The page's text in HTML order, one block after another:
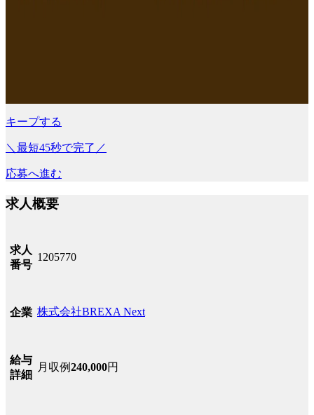
キープする
＼最短45秒で完了／
応募へ進む
求人概要
求人
番号
1205770
企業 株式会社BREXA Next
給与
詳細
月収例240,000円